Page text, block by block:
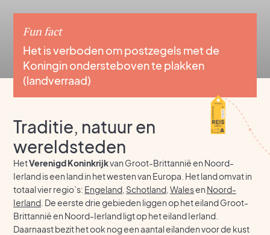
Fun fact
Het is verboden om postzegels met de
Koningin ondersteboven te plakken
(landverraad)
Traditie, natuur en
wereldsteden
HetVerenigd Koninkrijkvan Groot-Brittannië en Noord-
Ierland is een land in het westen van Europa. Het land omvat in
totaal vier regio’s: Engeland Schotland Walesen Noord-
Ierland . De eerste drie gebieden liggen op het eiland Groot-
Brittannië en Noord-Ierland ligt op het eiland Ierland.
Daarnaast bezit het ook nog een aantal eilanden voor de kust